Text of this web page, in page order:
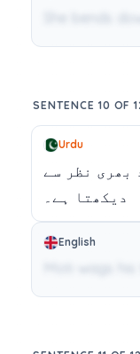
SENTENCE 10 OF
Urdu
بھری نظر سے
دیکھتا
ہے۔
English